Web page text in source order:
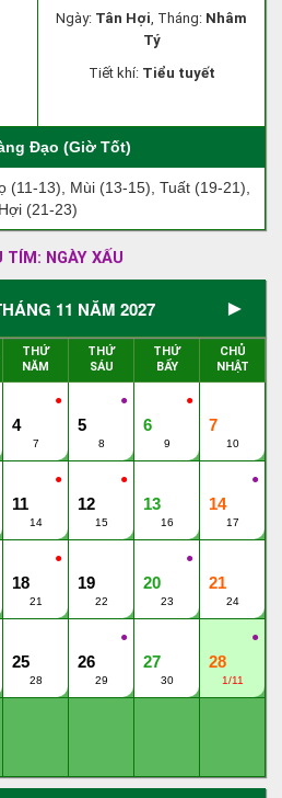
Ngày: Tân Hợi, Tháng: Nhâm
Tý
Tiết khí: Tiểu tuyết
Đạo (Giờ Tốt)
(11-13), Mùi (13-15), Tuất (19-21),
Hợi (21-23)
TÍM: NGÀY XẤU
11 NĂM 2027 ►
THỨ
NĂM
THỨ
SÁU
THỨ
BẨY
CHỦ
NHẬT
●
4
7
●
5
8
●
6
9
7
10
●
11
14
●
12
15
13
16
●
14
17
●
18
21
19
22
●
20
23
21
24
25
28
●
26
29
27
30
●
28
1/11